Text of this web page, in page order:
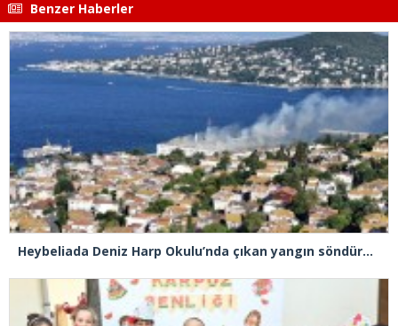
Benzer Haberler
Heybeliada Deniz Harp Okulu’nda çıkan yangın söndürüldü